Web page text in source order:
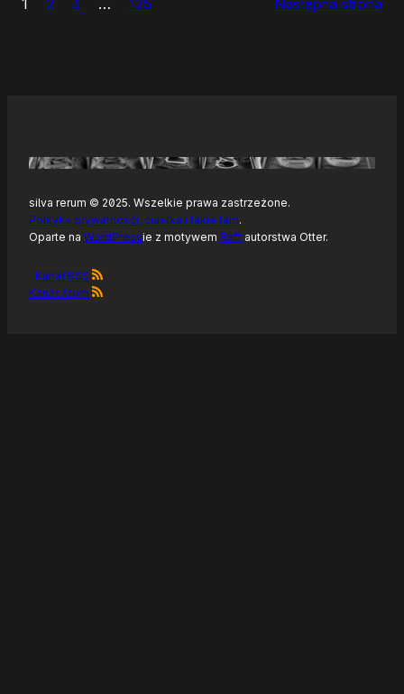
–
Linuksa
silva rerum © 2025. Wszelkie prawa zastrzeżone.
Polityka prywatności, ciastka i takie tam.
Oparte na WordPressie z motywem Raft autorstwa Otter.
Kanał RSS
Kanał Atom